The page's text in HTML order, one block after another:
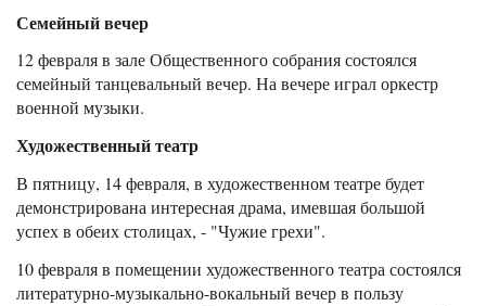
Семейный вечер
12 февраля в зале Общественного собрания состоялся
семейный танцевальный вечер. На вечере играл оркестр
военной музыки.
Художественный театр
В пятницу, 14 февраля, в художественном театре будет
демонстрирована интересная драма, имевшая большой
успех в обеих столицах, - "Чужие грехи".
10 февраля в помещении художественного театра состоялся
литературно-музыкально-вокальный вечер в пользу